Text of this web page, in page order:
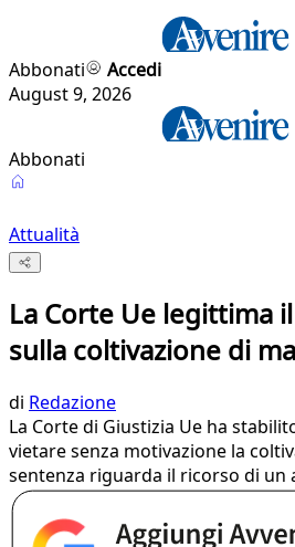
Abbonati
Accedi
August 9, 2026
Abbonati
Attualità
La Corte Ue legittima
sulla coltivazione di
di Redazione
La Corte di Giustizia Ue ha
vietare senza motivazione la
sentenza riguarda il ricorso di un